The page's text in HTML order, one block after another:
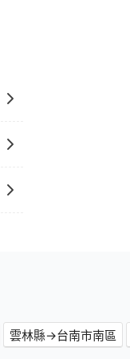
雲林縣→台南市南區